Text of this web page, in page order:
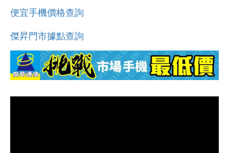
便宜手機價格查詢
傑昇門市據點查詢